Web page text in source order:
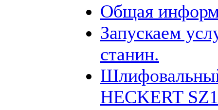
Общая
Запускаем
станин.
HECKERT